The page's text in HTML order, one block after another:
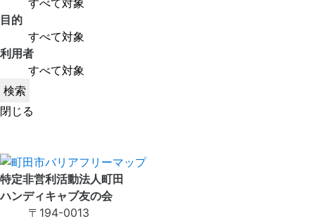
目的
利用者
閉じる
特定非営利活動法人町田
ハンディキャブ友の会
〒194-0013